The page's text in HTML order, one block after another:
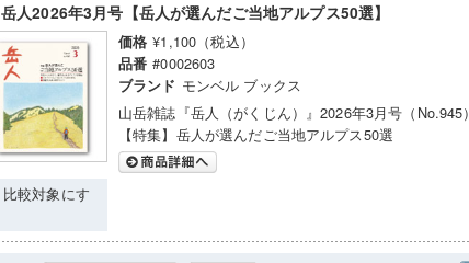
岳人2026年3月号【岳人が選んだご当地アルプス50選】
比較対象にす
価格 ¥1,100（税込）
品番 #0002603
ブランド モンベル ブックス
山岳雑誌『岳人（がくじん）』2026年3月号（No.945）
【特集】岳人が選んだご当地アルプス50選